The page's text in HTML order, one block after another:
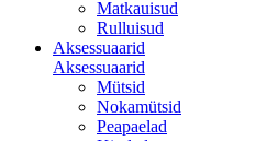
Matkauisud
Rulluisud
Aksessuaarid
Aksessuaarid
Mütsid
Nokamütsid
Peapaelad